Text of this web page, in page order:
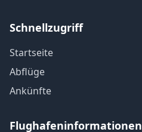
Schnellzugriff
Startseite
Abflüge
Ankünfte
Flughafeninformationen